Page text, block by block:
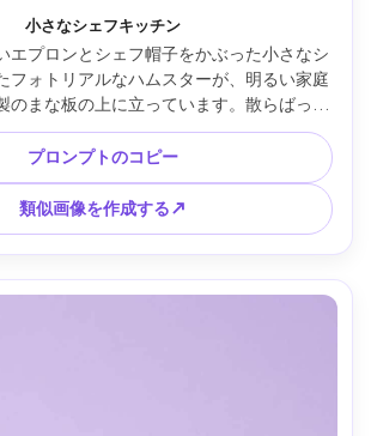
小さなシェフキッチン
エプロンとシェフ帽子をかぶった小さなシ
フォトリアルなハムスターが、明るい家庭
のまな板の上に立っています。散らばった
な麺棒の小道具、遊び心のある表情、横か
、Canon R5 50mm f/1.8で撮影、顔にシャ
、映画のようなカラーグレーディング、超
ルな毛皮のディテール --ar 4:5
プロンプトのコピー
類似画像を作成する↗